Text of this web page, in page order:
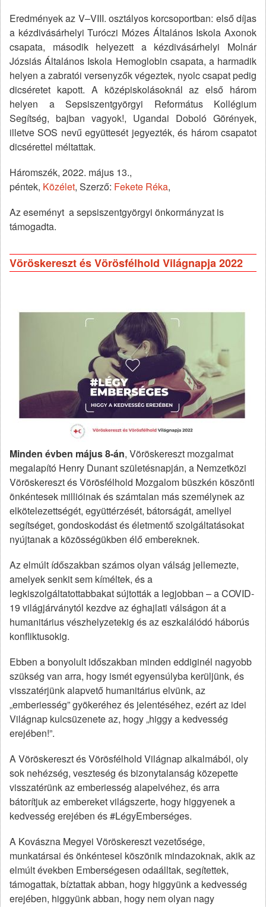
Eredmények az V–VIII. osztályos korcsoportban: első díjas
a kézdivásárhelyi Turóczi Mózes Általános Iskola Axonok
csapata, második helyezett a kézdivásárhelyi Molnár
Józsiás Általános Iskola Hemoglobin csapata, a harmadik
helyen a zabratói versenyzők végeztek, nyolc csapat pedig
dicséretet kapott. A középiskolásoknál az első három
helyen a Sepsiszentgyörgyi Református Kollégium
Segítség, bajban vagyok!, Ugandai Doboló Görények,
illetve SOS nevű együttesét jegyezték, és három csapatot
dicsérettel méltattak.
Háromszék, 2022. május 13.,
péntek, Közélet, Szerző: Fekete Réka,
Az eseményt a sepsiszentgyörgyi önkormányzat is
támogadta.
Vöröskereszt és Vörösfélhold Világnapja 2022
Minden évben május 8-án, Vöröskereszt mozgalmat
megalapító Henry Dunant születésnapján, a Nemzetközi
Vöröskereszt és Vörösfélhold Mozgalom büszkén köszönti
önkéntesek millióinak és számtalan más személynek az
elkötelezettségét, együttérzését, bátorságát, amellyel
segítséget, gondoskodást és életmentő szolgáltatásokat
nyújtanak a közösségükben élő embereknek.
Az elmúlt ídőszakban számos olyan válság jellemezte,
amelyek senkit sem kíméltek, és a
legkiszolgáltatottabbakat sújtották a legjobban – a COVID-
19 világjárványtól kezdve az éghajlati válságon át a
humanitárius vészhelyzetekig és az eszkalálódó háborús
konfliktusokig.
Ebben a bonyolult időszakban minden eddiginél nagyobb
szükség van arra, hogy ismét egyensúlyba kerüljünk, és
visszatérjünk alapvető humanitárius elvünk, az
„emberiesség” gyökeréhez és jelentéséhez, ezért az idei
Világnap kulcsüzenete az, hogy „higgy a kedvesség
erejében!”.
A Vöröskereszt és Vörösfélhold Világnap alkalmából, oly
sok nehézség, veszteség és bizonytalanság közepette
visszatérünk az emberiesség alapelvéhez, és arra
bátorítjuk az embereket világszerte, hogy higgyenek a
kedvesség erejében és #LégyEmberséges.
A Kovászna Megyei Vöröskereszt vezetősége,
munkatársai és önkéntesei köszönik mindazoknak, akik az
elmúlt években Emberségesen odaálltak, segítettek,
támogattak, bíztattak abban, hogy higgyünk a kedvesség
erejében, higgyünk abban, hogy nem olyan nagy